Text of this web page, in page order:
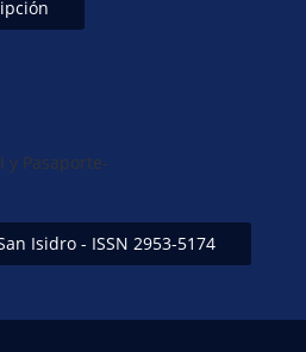
y Pasaporte-
Isidro - ISSN 2953-5174